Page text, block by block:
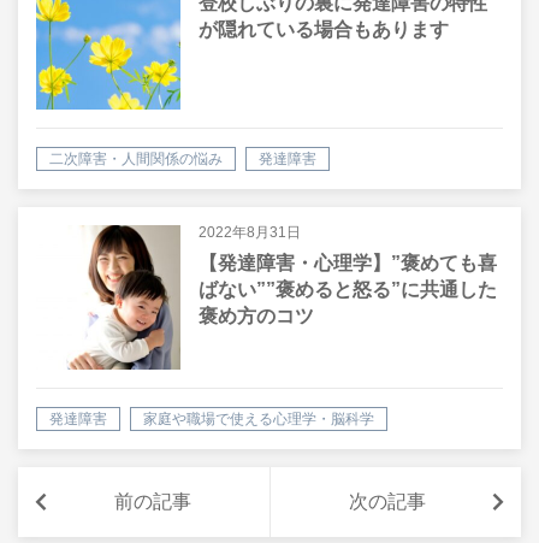
が隠れている場合もあります
二次障害・人間関係の悩み 発達障害
2022年8月31日
【発達障害・心理学】”褒めても喜
ばない””褒めると怒る”に共通した
褒め方のコツ
発達障害 家庭や職場で使える心理学・脳科学
前の記事 次の記事